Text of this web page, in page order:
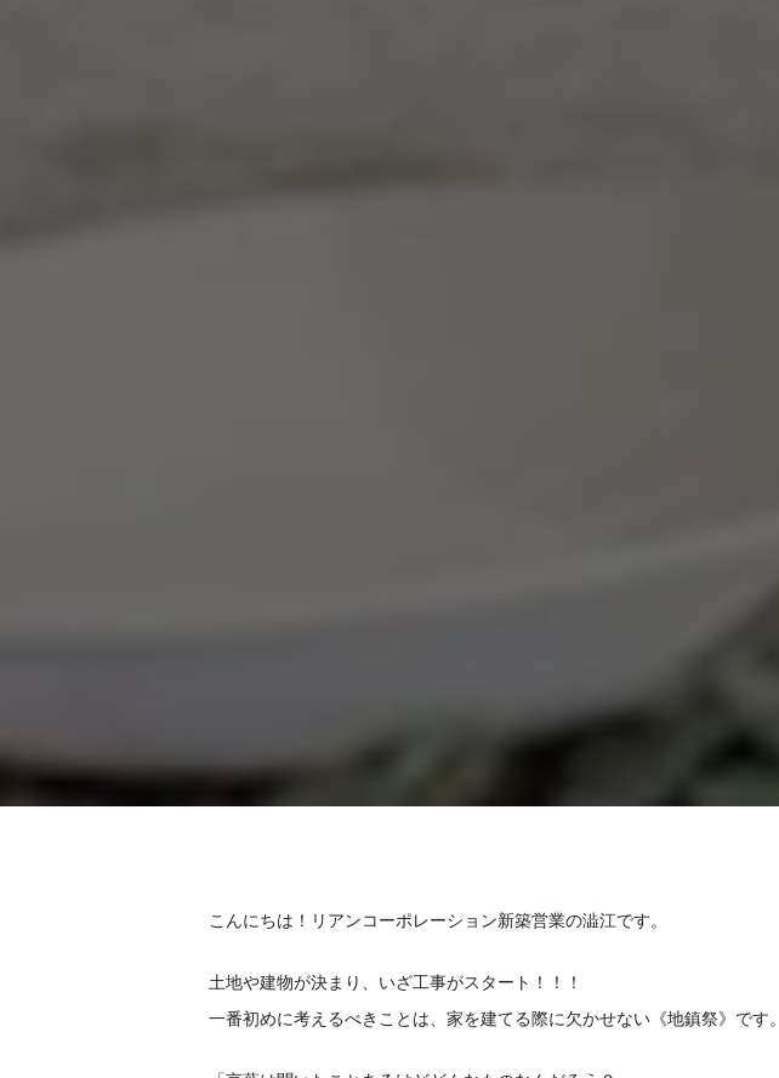
こんにちは！リアンコーポレーション新築営業の澁江です。
土地や建物が決まり、いざ工事がスタート！！！
一番初めに考えるべきことは、家を建てる際に欠かせない《地鎮祭》です。